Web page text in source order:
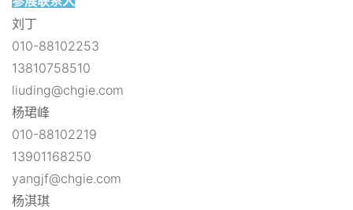
刘丁
010-88102253
13810758510
liuding@chgie.com
杨珺峰
010-88102219
13901168250
yangjf@chgie.com
杨淇琪